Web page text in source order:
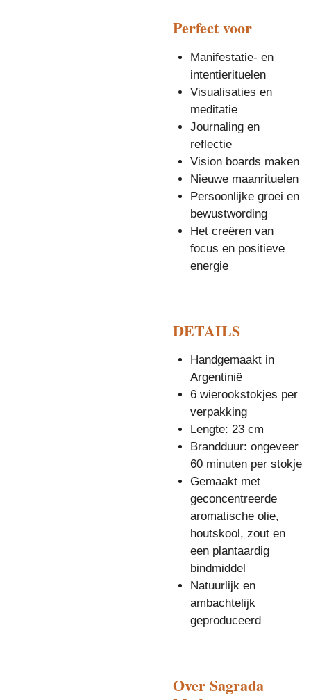
Perfect voor
Manifestatie- en
intentierituelen
Visualisaties en
meditatie
Journaling en
reflectie
Vision boards maken
Nieuwe maanrituelen
Persoonlijke groei en
bewustwording
Het creëren van
focus en positieve
energie
DETAILS
Handgemaakt in
Argentinië
6 wierookstokjes per
verpakking
Lengte: 23 cm
Brandduur: ongeveer
60 minuten per stokje
Gemaakt met
geconcentreerde
aromatische olie,
houtskool, zout en
een plantaardig
bindmiddel
Natuurlijk en
ambachtelijk
geproduceerd
OverSagrada